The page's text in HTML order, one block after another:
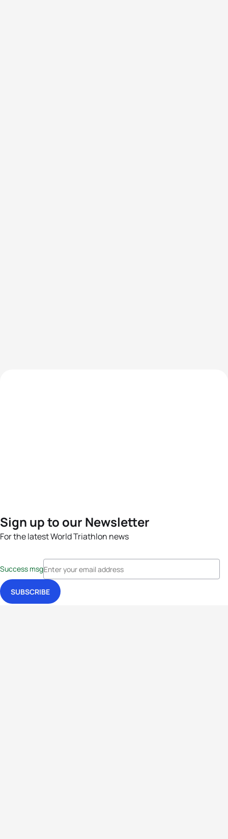
Sign up to our Newsletter
For the latest World Triathlon news
Success msg